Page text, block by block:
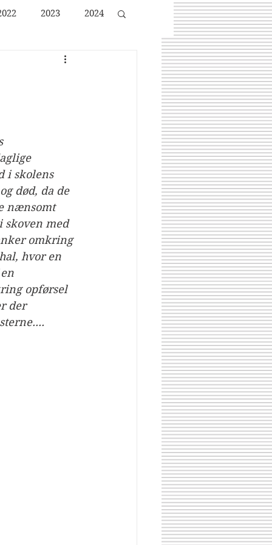
2023 2024
i skolens
død, da de
nænsomt
skoven med
omkring
hvor en
opførsel
der